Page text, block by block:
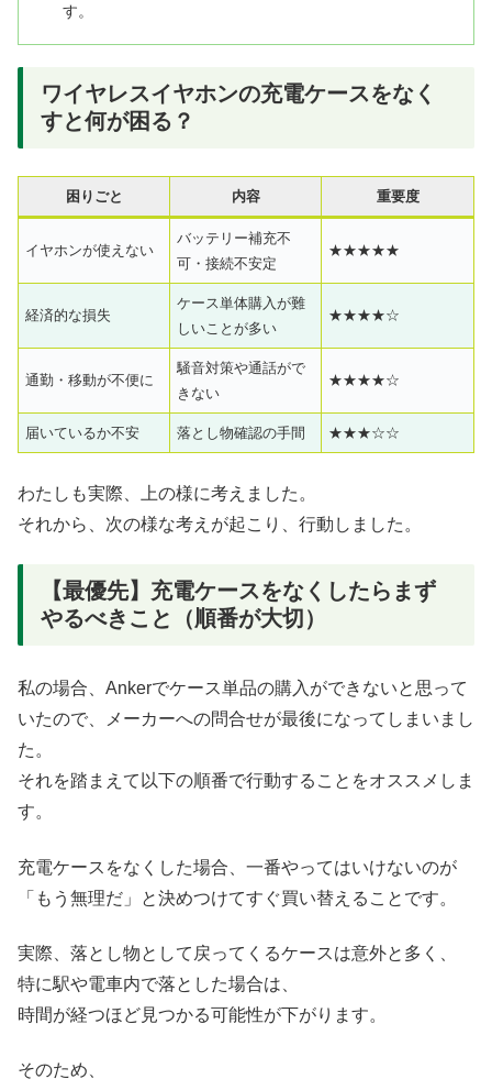
す。
ワイヤレスイヤホンの充電ケースをなく
すと何が困る？
困りごと 内容 重要度
イヤホンが使えない
バッテリー補充不
可・接続不安定
★★★★★
経済的な損失
ケース単体購入が難
しいことが多い
★★★★☆
通勤・移動が不便に
騒音対策や通話がで
きない
★★★★☆
届いているか不安 落とし物確認の手間 ★★★☆☆
わたしも実際、上の様に考えました。
それから、次の様な考えが起こり、行動しました。
【最優先】充電ケースをなくしたらまず
やるべきこと（順番が大切）
私の場合、Ankerでケース単品の購入ができないと思って
いたので、メーカーへの問合せが最後になってしまいまし
た。
それを踏まえて以下の順番で行動することをオススメしま
す。
充電ケースをなくした場合、一番やってはいけないのが
「もう無理だ」と決めつけてすぐ買い替えることです。
実際、落とし物として戻ってくるケースは意外と多く、
特に駅や電車内で落とした場合は、
時間が経つほど見つかる可能性が下がります。
そのため、